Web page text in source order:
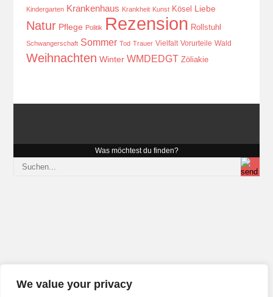
We value your privacy
Kindergarten Krankenhaus Krankheit Kunst Kösel Liebe
Natur Pflege Politik Rezension Rollstuhl
Schwangerschaft Sommer Tod Trauer Vielfalt Vorurteile Wald
Weihnachten Winter WMDEDGT Zöliakie
Was möchtest du finden?